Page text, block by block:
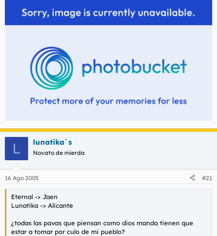
L lunatika´s
Novato de mierda
16 Ago 2005 #21
Eternal -> Jaen
Lunatika -> Alicante
¿todas las pavas que piensan como dios manda tienen que
estar a tomar por culo de mi pueblo?